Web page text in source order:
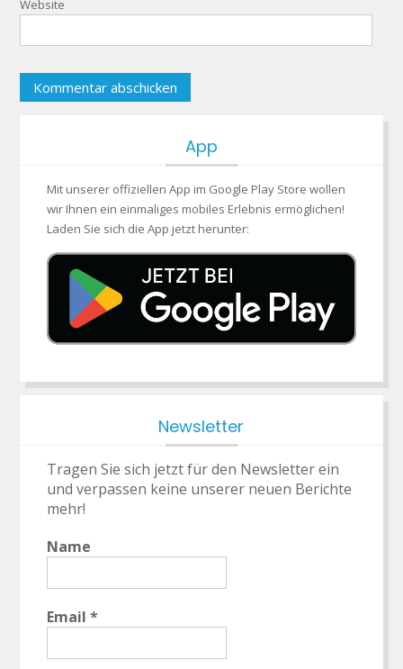
Website
App
Mit unserer offiziellen App im Google Play Store wollen
wir Ihnen ein einmaliges mobiles Erlebnis ermöglichen!
Laden Sie sich die App jetzt herunter:
Newsletter
Tragen Sie sich jetzt für den Newsletter ein
und verpassen keine unserer neuen Berichte
mehr!
Name
Email *